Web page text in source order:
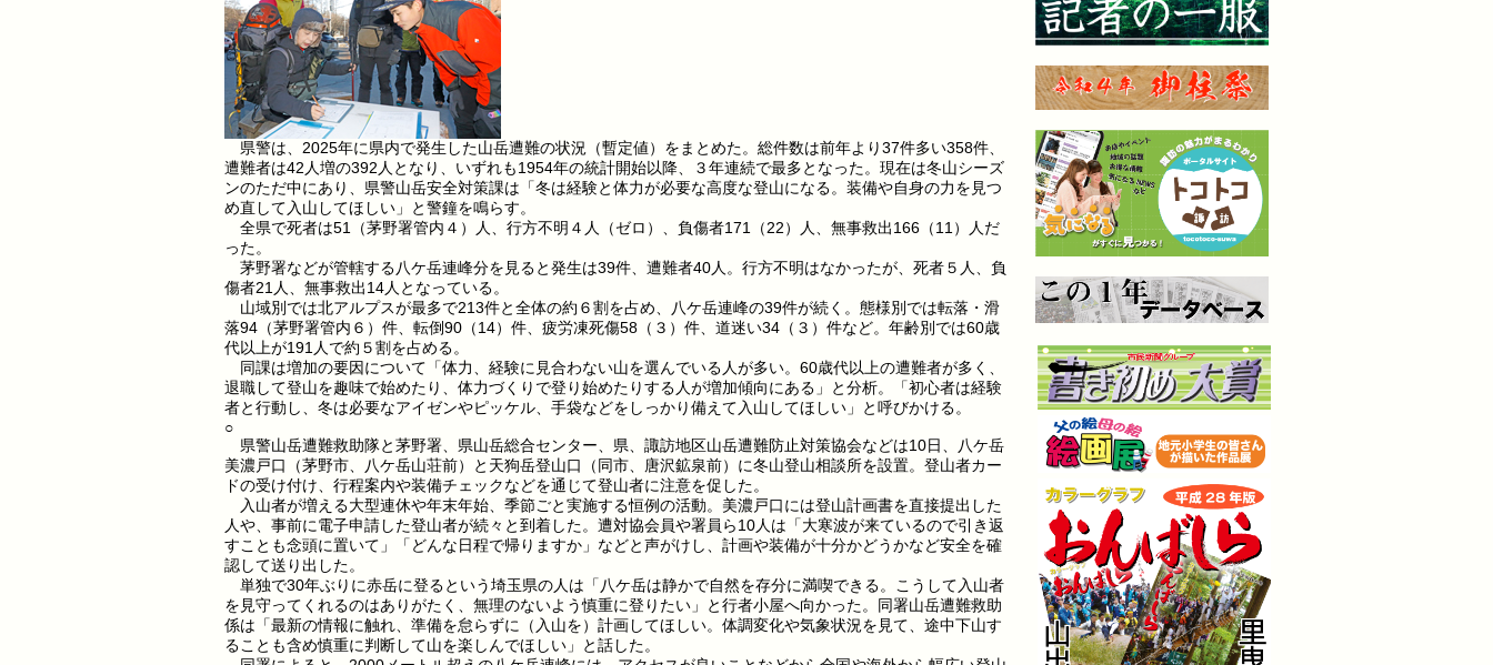
県警は、2025年に県内で発生した山岳遭難の状況（暫定値）をまとめた。総件数は前年より37件多い358件、
遭難者は42人増の392人となり、いずれも1954年の統計開始以降、３年連続で最多となった。現在は冬山シーズ
ンのただ中にあり、県警山岳安全対策課は「冬は経験と体力が必要な高度な登山になる。装備や自身の力を見つ
め直して入山してほしい」と警鐘を鳴らす。
全県で死者は51（茅野署管内４）人、行方不明４人（ゼロ）、負傷者171（22）人、無事救出166（11）人だ
った。
茅野署などが管轄する八ケ岳連峰分を見ると発生は39件、遭難者40人。行方不明はなかったが、死者５人、負
傷者21人、無事救出14人となっている。
山域別では北アルプスが最多で213件と全体の約６割を占め、八ケ岳連峰の39件が続く。態様別では転落・滑
落94（茅野署管内６）件、転倒90（14）件、疲労凍死傷58（３）件、道迷い34（３）件など。年齢別では60歳
代以上が191人で約５割を占める。
同課は増加の要因について「体力、経験に見合わない山を選んでいる人が多い。60歳代以上の遭難者が多く、
退職して登山を趣味で始めたり、体力づくりで登り始めたりする人が増加傾向にある」と分析。「初心者は経験
者と行動し、冬は必要なアイゼンやピッケル、手袋などをしっかり備えて入山してほしい」と呼びかける。
○
県警山岳遭難救助隊と茅野署、県山岳総合センター、県、諏訪地区山岳遭難防止対策協会などは10日、八ケ岳
美濃戸口（茅野市、八ケ岳山荘前）と天狗岳登山口（同市、唐沢鉱泉前）に冬山登山相談所を設置。登山者カー
ドの受け付け、行程案内や装備チェックなどを通じて登山者に注意を促した。
入山者が増える大型連休や年末年始、季節ごと実施する恒例の活動。美濃戸口には登山計画書を直接提出した
人や、事前に電子申請した登山者が続々と到着した。遭対協会員や署員ら10人は「大寒波が来ているので引き返
すことも念頭に置いて」「どんな日程で帰りますか」などと声がけし、計画や装備が十分かどうかなど安全を確
認して送り出した。
単独で30年ぶりに赤岳に登るという埼玉県の人は「八ケ岳は静かで自然を存分に満喫できる。こうして入山者
を見守ってくれるのはありがたく、無理のないよう慎重に登りたい」と行者小屋へ向かった。同署山岳遭難救助
係は「最新の情報に触れ、準備を怠らずに（入山を）計画してほしい。体調変化や気象状況を見て、途中下山す
ることも含め慎重に判断して山を楽しんでほしい」と話した。